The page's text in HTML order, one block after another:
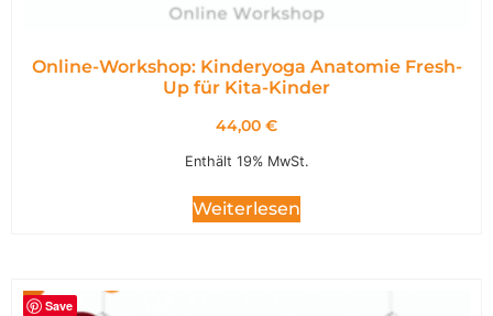
Online-Workshop: Kinderyoga Anatomie Fresh-
Up für Kita-Kinder
44,00 €
Enthält 19% MwSt.
Weiterlesen
Save